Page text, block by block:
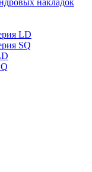
накладок
LD
SQ